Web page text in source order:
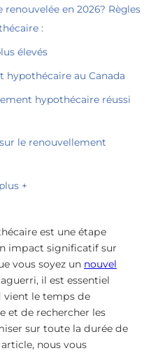
en 2026? Règles
:
élevés
hypothécaire au Canada
hypothécaire réussi
le renouvellement
+
est une étape
impact significatif sur
vous soyez un nouvel
il est essentiel
vient le temps de
et de rechercher les
sur toute la durée de
nous vous